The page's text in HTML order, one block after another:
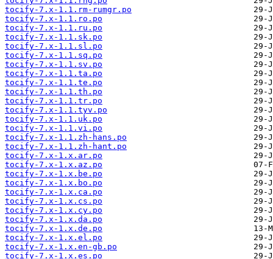
tocify-7.x-1.1.rm-rumgr.po
tocify-7.x-1.1.ro.po
tocify-7.x-1.1.ru.po
tocify-7.x-1.1.sk.po
tocify-7.x-1.1.sl.po
tocify-7.x-1.1.sq.po
tocify-7.x-1.1.sv.po
tocify-7.x-1.1.ta.po
tocify-7.x-1.1.te.po
tocify-7.x-1.1.th.po
tocify-7.x-1.1.tr.po
tocify-7.x-1.1.tyv.po
tocify-7.x-1.1.uk.po
tocify-7.x-1.1.vi.po
tocify-7.x-1.1.zh-hans.po
tocify-7.x-1.1.zh-hant.po
tocify-7.x-1.x.ar.po
tocify-7.x-1.x.az.po
tocify-7.x-1.x.be.po
tocify-7.x-1.x.bo.po
tocify-7.x-1.x.ca.po
tocify-7.x-1.x.cs.po
tocify-7.x-1.x.cy.po
tocify-7.x-1.x.da.po
tocify-7.x-1.x.de.po
tocify-7.x-1.x.el.po
tocify-7.x-1.x.en-gb.po
tocify-7.x-1.x.es.po